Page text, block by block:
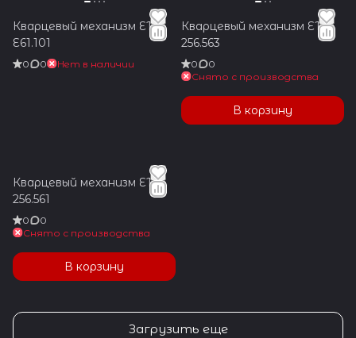
Кварцевый механизм ETA
E61.101
0 0 Нет в наличии
Кварцевый механизм ETA
256.563
0
0
Снято с производства
В корзину
Кварцевый механизм ETA
256.561
0
0
Снято с производства
В корзину
Загрузить еще